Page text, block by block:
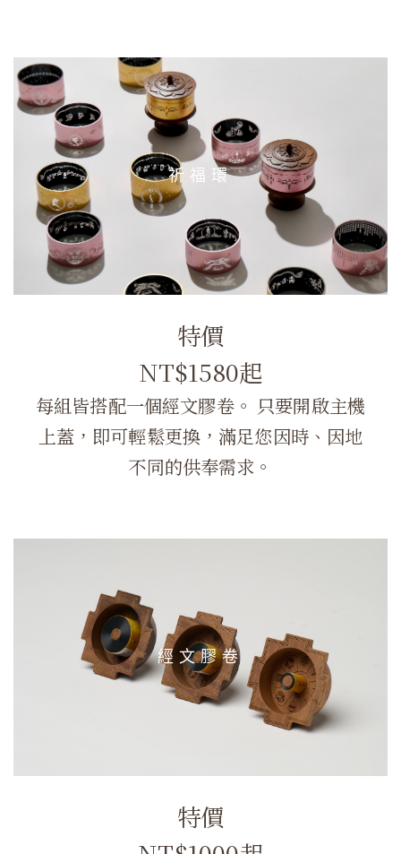
祈福環
特價
NT$1580起
每組皆搭配一個經文膠卷。 只要開啟主機
上蓋，即可輕鬆更換，滿足您因時、因地
不同的供奉需求。
經文膠卷
特價